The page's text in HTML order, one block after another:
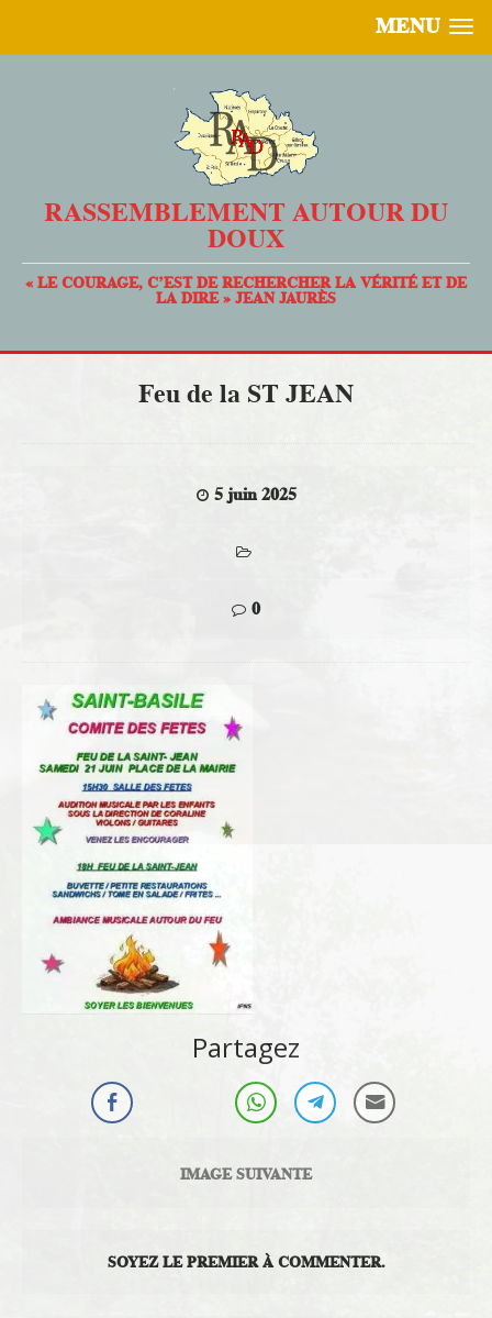
MENU
RASSEMBLEMENT AUTOUR DU
DOUX
« LE COURAGE, C’EST DE RECHERCHER LA VÉRITÉ ET DE
LA DIRE » JEAN JAURÈS
Feu de la ST JEAN
5 juin 2025
0
Partagez
IMAGE SUIVANTE
SOYEZ LE PREMIER À COMMENTER.